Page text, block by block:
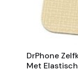
DrPhone
Met